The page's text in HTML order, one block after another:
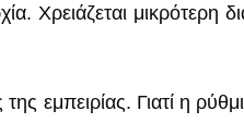
Χρειάζεται μικρότερη
εμπειρίας. Γιατί η